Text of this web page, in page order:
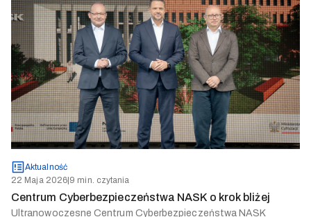
Aktualność
22 Maja 2026 9 min. czytania
Centrum Cyberbezpieczeństwa NASK o krok bliżej
Ultranowoczesne Centrum Cyberbezpieczeństwa NASK